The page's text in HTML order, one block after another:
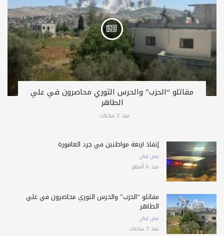
مقاتلو “الحزب” والحرس الثوري محاصرون في علي
الطاهر
منذ 3 ساعات
إنقاذ أربعة مواطنين في جرد العاقورة
نبض لبنان
منذ 6 أشهر
مقاتلو “الحزب” والحرس الثوري محاصرون في علي
الطاهر
نبض لبنان
منذ 3 ساعات